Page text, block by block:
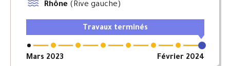
Rhône (Rive gauche)
Travaux terminés
Mars 2023 Février 2024